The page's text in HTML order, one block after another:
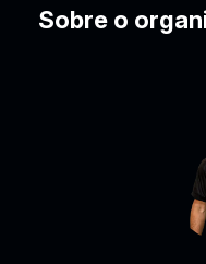
Sobre o